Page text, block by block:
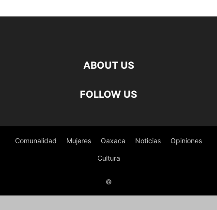
ABOUT US
FOLLOW US
Comunalidad Mujeres Oaxaca Noticias Opiniones
Cultura
©